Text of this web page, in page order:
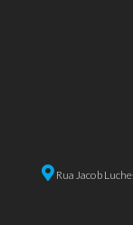
Rua Jacob